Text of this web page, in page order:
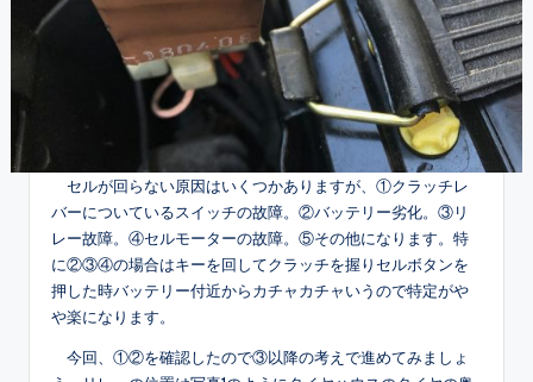
セルが回らない原因はいくつかありますが、①クラッチレ
バーについているスイッチの故障。②バッテリー劣化。③リ
レー故障。④セルモーターの故障。⑤その他になります。特
に②③④の場合はキーを回してクラッチを握りセルボタンを
押した時バッテリー付近からカチャカチャいうので特定がや
や楽になります。
今回、①②を確認したので③以降の考えで進めてみましょ